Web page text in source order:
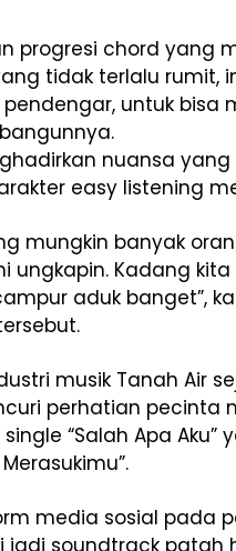
progresi chord yang
tidak terlalu rumit,
untuk bisa
nuansa
easy listening
mungkin banyak
ungkapin. Kadang
aduk banget”,
musik Tanah Air
perhatian pecinta
“Salah Apa Aku”
media sosial pada
jadi soundtrack